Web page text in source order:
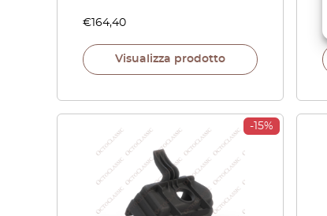
€ 164,40
Visualizza prodotto
-15%